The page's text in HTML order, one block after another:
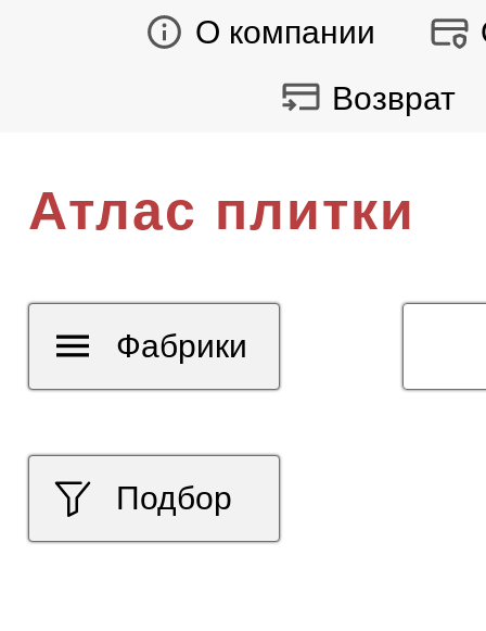
О компании
Возврат
Атлас плитки
Подбор
Фабрики